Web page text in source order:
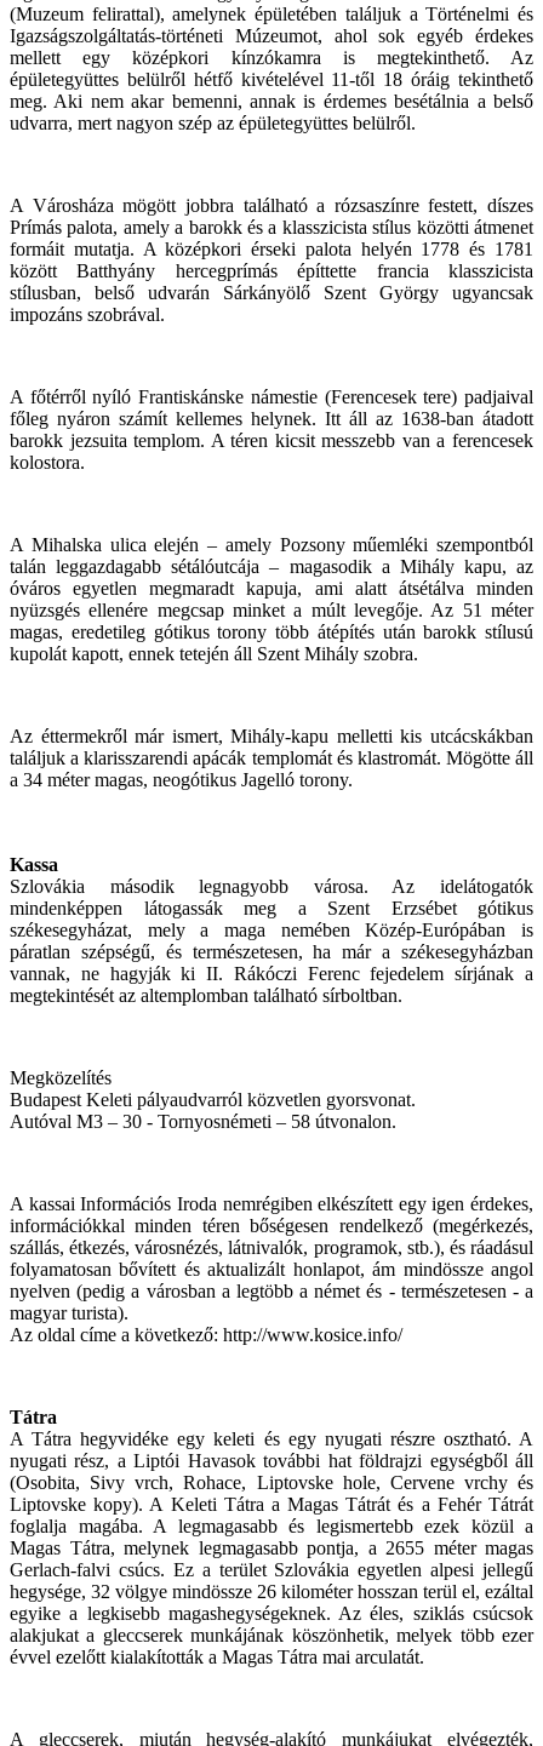
(Muzeum felirattal), amelynek épületében találjuk a Történelmi és
Igazságszolgáltatás-történeti Múzeumot, ahol sok egyéb érdekes
mellett egy középkori kínzókamra is megtekinthető. Az
épületegyüttes belülről hétfő kivételével 11-től 18 óráig tekinthető
meg. Aki nem akar bemenni, annak is érdemes besétálnia a belső
udvarra, mert nagyon szép az épületegyüttes belülről.
A Városháza mögött jobbra található a rózsaszínre festett, díszes
Prímás palota, amely a barokk és a klasszicista stílus közötti átmenet
formáit mutatja. A középkori érseki palota helyén 1778 és 1781
között Batthyány hercegprímás építtette francia klasszicista
stílusban, belső udvarán Sárkányölő Szent György ugyancsak
impozáns szobrával.
A főtérről nyíló Frantiskánske námestie (Ferencesek tere) padjaival
főleg nyáron számít kellemes helynek. Itt áll az 1638-ban átadott
barokk jezsuita templom. A téren kicsit messzebb van a ferencesek
kolostora.
A Mihalska ulica elején – amely Pozsony műemléki szempontból
talán leggazdagabb sétálóutcája – magasodik a Mihály kapu, az
óváros egyetlen megmaradt kapuja, ami alatt átsétálva minden
nyüzsgés ellenére megcsap minket a múlt levegője. Az 51 méter
magas, eredetileg gótikus torony több átépítés után barokk stílusú
kupolát kapott, ennek tetején áll Szent Mihály szobra.
Az éttermekről már ismert, Mihály-kapu melletti kis utcácskákban
találjuk a klarisszarendi apácák templomát és klastromát. Mögötte áll
a 34 méter magas, neogótikus Jagelló torony.
Kassa
Szlovákia második legnagyobb városa. Az idelátogatók
mindenképpen látogassák meg a Szent Erzsébet gótikus
székesegyházat, mely a maga nemében Közép-Európában is
páratlan szépségű, és természetesen, ha már a székesegyházban
vannak, ne hagyják ki II. Rákóczi Ferenc fejedelem sírjának a
megtekintését az altemplomban található sírboltban.
Megközelítés
Budapest Keleti pályaudvarról közvetlen gyorsvonat.
Autóval M3 – 30 - Tornyosnémeti – 58 útvonalon.
A kassai Információs Iroda nemrégiben elkészített egy igen érdekes,
információkkal minden téren bőségesen rendelkező (megérkezés,
szállás, étkezés, városnézés, látnivalók, programok, stb.), és ráadásul
folyamatosan bővített és aktualizált honlapot, ám mindössze angol
nyelven (pedig a városban a legtöbb a német és - természetesen - a
magyar turista).
Az oldal címe a következő: http://www.kosice.info/
Tátra
A Tátra hegyvidéke egy keleti és egy nyugati részre osztható. A
nyugati rész, a Liptói Havasok további hat földrajzi egységből áll
(Osobita, Sivy vrch, Rohace, Liptovske hole, Cervene vrchy és
Liptovske kopy). A Keleti Tátra a Magas Tátrát és a Fehér Tátrát
foglalja magába. A legmagasabb és legismertebb ezek közül a
Magas Tátra, melynek legmagasabb pontja, a 2655 méter magas
Gerlach-falvi csúcs. Ez a terület Szlovákia egyetlen alpesi jellegű
hegysége, 32 völgye mindössze 26 kilométer hosszan terül el, ezáltal
egyike a legkisebb magashegységeknek. Az éles, sziklás csúcsok
alakjukat a gleccserek munkájának köszönhetik, melyek több ezer
évvel ezelőtt kialakították a Magas Tátra mai arculatát.
A gleccserek, miután hegység-alakító munkájukat elvégezték,